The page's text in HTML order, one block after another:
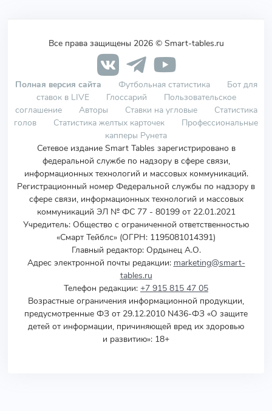
Все права защищены 2026 © Smart-tables.ru
Полная версия сайта Футбольная статистика
Бот для
ставок в LIVE
Глоссарий
Пользовательское
соглашение
Авторы Ставки на угловые
Статистика
голов
Статистика желтых карточек
Профессиональные
капперы Рунета
Сетевое издание Smart Tables зарегистрировано в
федеральной службе по надзору в сфере связи,
информационных технологий и массовых коммуникаций.
Регистрационный номер Федеральной службы по надзору в
сфере связи, информационных технологий и массовых
коммуникаций ЭЛ № ФС 77 - 80199 от 22.01.2021
Учредитель: Общество с ограниченной ответственностью
«Смарт Тейблс» (ОГРН: 1195081014391)
Главный редактор: Ордынец А.О.
Адрес электронной почты редакции: marketing@smart-
tables.ru
Телефон редакции: +7 915 815 47 05
Возрастные ограничения информационной продукции,
предусмотренные ФЗ от 29.12.2010 N436-ФЗ «О защите
детей от информации, причиняющей вред их здоровью
и развитию»: 18+